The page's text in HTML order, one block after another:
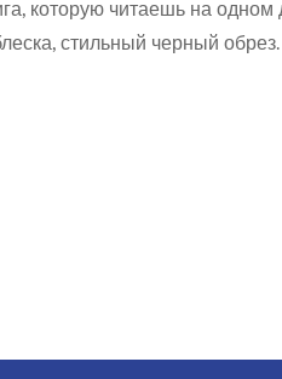
которую читаешь на
стильный черный обрез.